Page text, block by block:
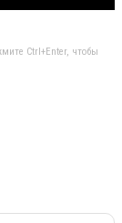
Ctrl+Enter, чтобы